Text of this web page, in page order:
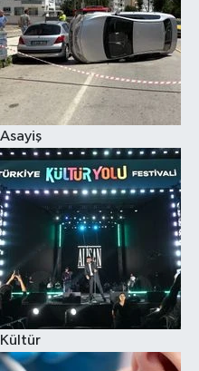
Asayiş
Kültür
Yaşam-Çevre